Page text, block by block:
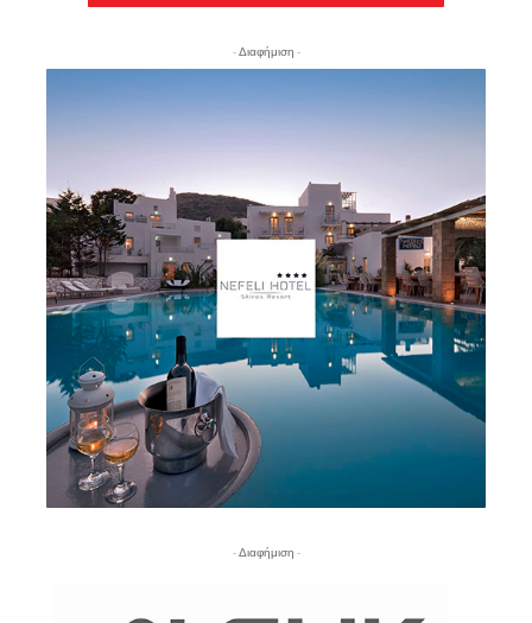
- Διαφήμιση -
- Διαφήμιση -